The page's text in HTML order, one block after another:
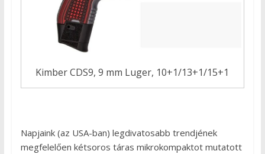
Kimber CDS9, 9 mm Luger, 10+1/13+1/15+1
Napjaink (az USA-ban) legdivatosabb trendjének
megfelelően kétsoros táras mikrokompaktot mutatott